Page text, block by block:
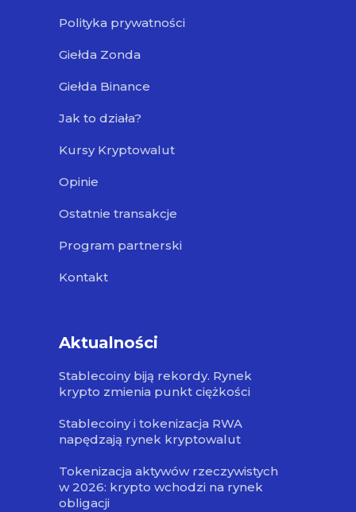
Polityka prywatności
Giełda Zonda
Giełda Binance
Jak to działa?
Kursy Kryptowalut
Opinie
Ostatnie transakcje
Program partnerski
Kontakt
Aktualności
Stablecoiny biją rekordy. Rynek
krypto zmienia punkt ciężkości
Stablecoiny i tokenizacja RWA
napędzają rynek kryptowalut
Tokenizacja aktywów rzeczywistych
w 2026: krypto wchodzi na rynek
obligacji